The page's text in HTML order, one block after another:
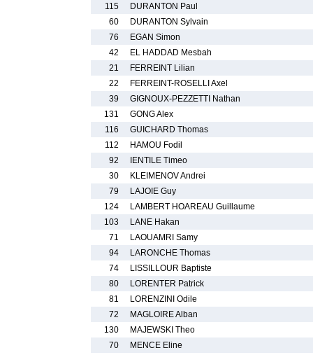
115
DURANTON Paul
60
DURANTON Sylvain
76
EGAN Simon
42
EL HADDAD Mesbah
21
FERREINT Lilian
22
FERREINT-ROSELLI Axel
39
GIGNOUX-PEZZETTI Nathan
131
GONG Alex
116
GUICHARD Thomas
112
HAMOU Fodil
92
IENTILE Timeo
30
KLEIMENOV Andrei
79
LAJOIE Guy
124
LAMBERT HOAREAU Guillaume
103
LANE Hakan
71
LAOUAMRI Samy
94
LARONCHE Thomas
74
LISSILLOUR Baptiste
80
LORENTER Patrick
81
LORENZINI Odile
72
MAGLOIRE Alban
130
MAJEWSKI Theo
70
MENCE Eline